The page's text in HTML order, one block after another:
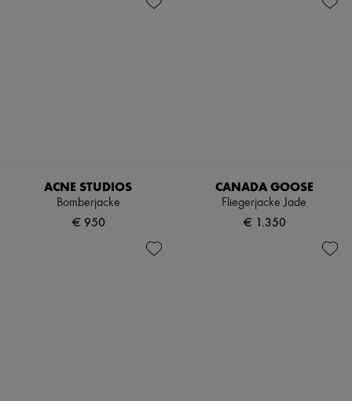
ACNE STUDIOS
Bomberjacke
€ 950
CANADA GOOSE
Fliegerjacke Jade
€ 1.350